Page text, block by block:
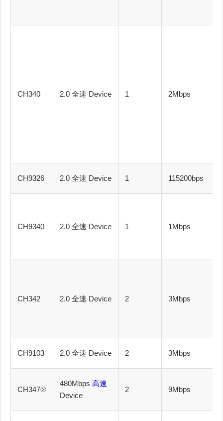
CH340 2.0 全速 Device 1 2Mbps
CH9326 2.0 全速 Device 1 115200bps
CH9340 2.0 全速 Device 1 1Mbps
CH342 2.0 全速 Device 2 3Mbps
CH9103 2.0 全速 Device 2 3Mbps
CH347③
480Mbps 高速
Device
2 9Mbps